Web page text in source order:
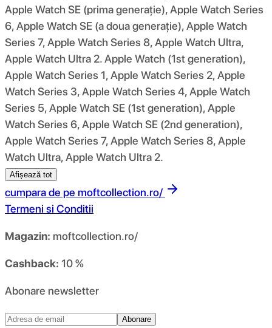
Apple Watch SE (prima generație), Apple Watch Series
6, Apple Watch SE (a doua generație), Apple Watch
Series 7, Apple Watch Series 8, Apple Watch Ultra,
Apple Watch Ultra 2. Apple Watch (1st generation),
Apple Watch Series 1, Apple Watch Series 2, Apple
Watch Series 3, Apple Watch Series 4, Apple Watch
Series 5, Apple Watch SE (1st generation), Apple
Watch Series 6, Apple Watch SE (2nd generation),
Apple Watch Series 7, Apple Watch Series 8, Apple
Watch Ultra, Apple Watch Ultra 2.
Afișează tot
cumpara de pe moftcollection.ro/
Termeni si Conditii
Magazin: moftcollection.ro/
Cashback: 10 %
Abonare newsletter
Abonare